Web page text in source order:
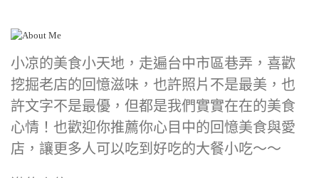
小凉的美食小天地，走遍台中市區巷弄，喜歡
挖掘老店的回憶滋味，也許照片不是最美，也
許文字不是最優，但都是我們實實在在的美食
心情！也歡迎你推薦你心目中的回憶美食與愛
店，讓更多人可以吃到好吃的大餐小吃～～